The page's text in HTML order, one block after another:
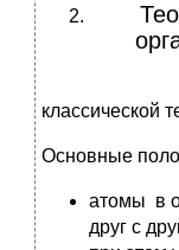
классической
Основные
атомы в
друг с